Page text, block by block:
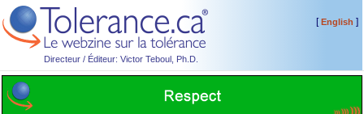
Directeur / Éditeur: Victor Teboul, Ph.D.
[English ]